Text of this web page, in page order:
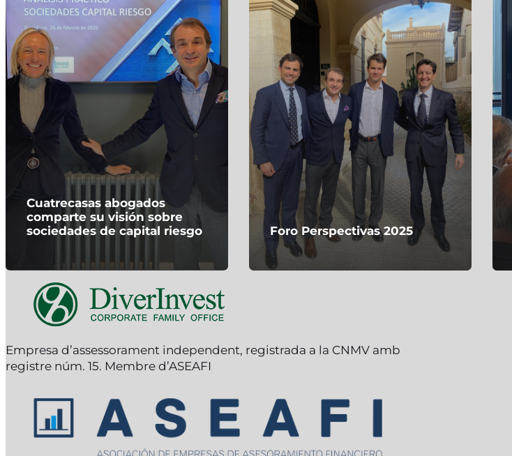
Cuatrecasas abogados
comparte su visión sobre
sociedades de capital riesgo
Foro Perspectivas 2025
Empresa d’assessorament independent, registrada a la CNMV amb
registre núm. 15. Membre d’ASEAFI